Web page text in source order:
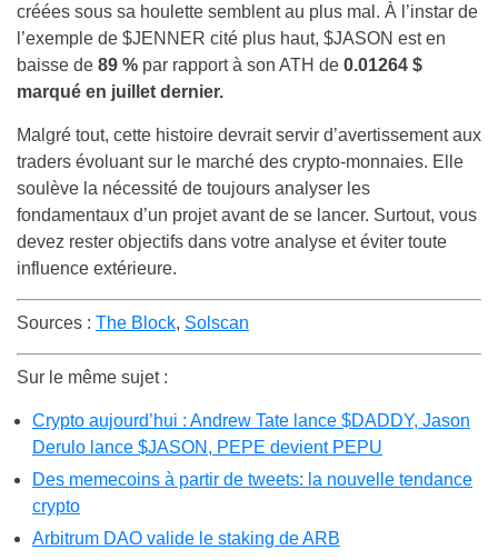
créées sous sa houlette semblent au plus mal. À l’instar de
l’exemple de $JENNER cité plus haut, $JASON est en
baisse de 89 % par rapport à son ATH de 0.01264 $
marqué en juillet dernier.
Malgré tout, cette histoire devrait servir d’avertissement aux
traders évoluant sur le marché des crypto-monnaies. Elle
soulève la nécessité de toujours analyser les
fondamentaux d’un projet avant de se lancer. Surtout, vous
devez rester objectifs dans votre analyse et éviter toute
influence extérieure.
Sources : The Block, Solscan
Sur le même sujet :
Crypto aujourd’hui : Andrew Tate lance $DADDY, Jason
Derulo lance $JASON, PEPE devient PEPU
Des memecoins à partir de tweets: la nouvelle tendance
crypto
Arbitrum DAO valide le staking de ARB